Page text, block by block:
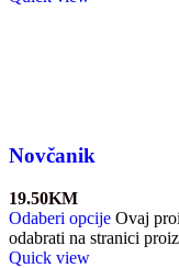
Novčanik
19.50KM
Odaberi opcije Ovaj
odabrati na stranici
Quick view